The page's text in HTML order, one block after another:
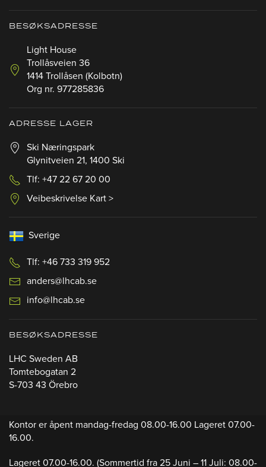
BESØKSADRESSE
Light House
Trollåsveien 36
1414 Trollåsen (Kolbotn)
Org nr. 977285836
ADRESSE LAGER
Ski Næringspark
Glynitveien 21, 1400 Ski
Tlf: +47 22 67 20 00
Veibeskrivelse Kart >
Sverige
Tlf: +46 733 319 952
anders@lhcab.se
info@lhcab.se
BESØKSADRESSE
LHC Sweden AB
Tomtebogatan 2
S-703 43 Örebro
Kontor er åpent mandag-fredag 08.00-16.00 Lageret 07.00-
16.00.
Lageret 07.00-16.00. (Sommertid fra 25 Juni – 11 Juli: 08.00-